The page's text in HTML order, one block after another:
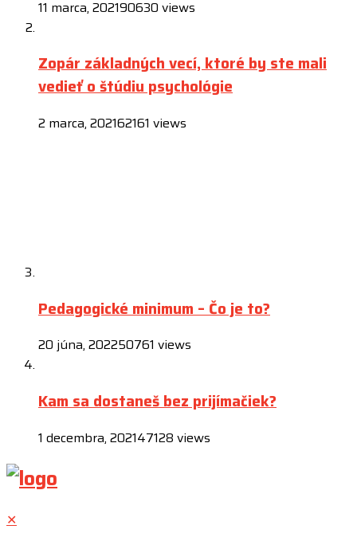
11 marca, 202190630 views
Zopár základných vecí, ktoré by ste mali
vedieť o štúdiu psychológie
2 marca, 202162161 views
Pedagogické minimum – Čo je to?
20 júna, 202250761 views
Kam sa dostaneš bez prijímačiek?
1 decembra, 202147128 views
✕